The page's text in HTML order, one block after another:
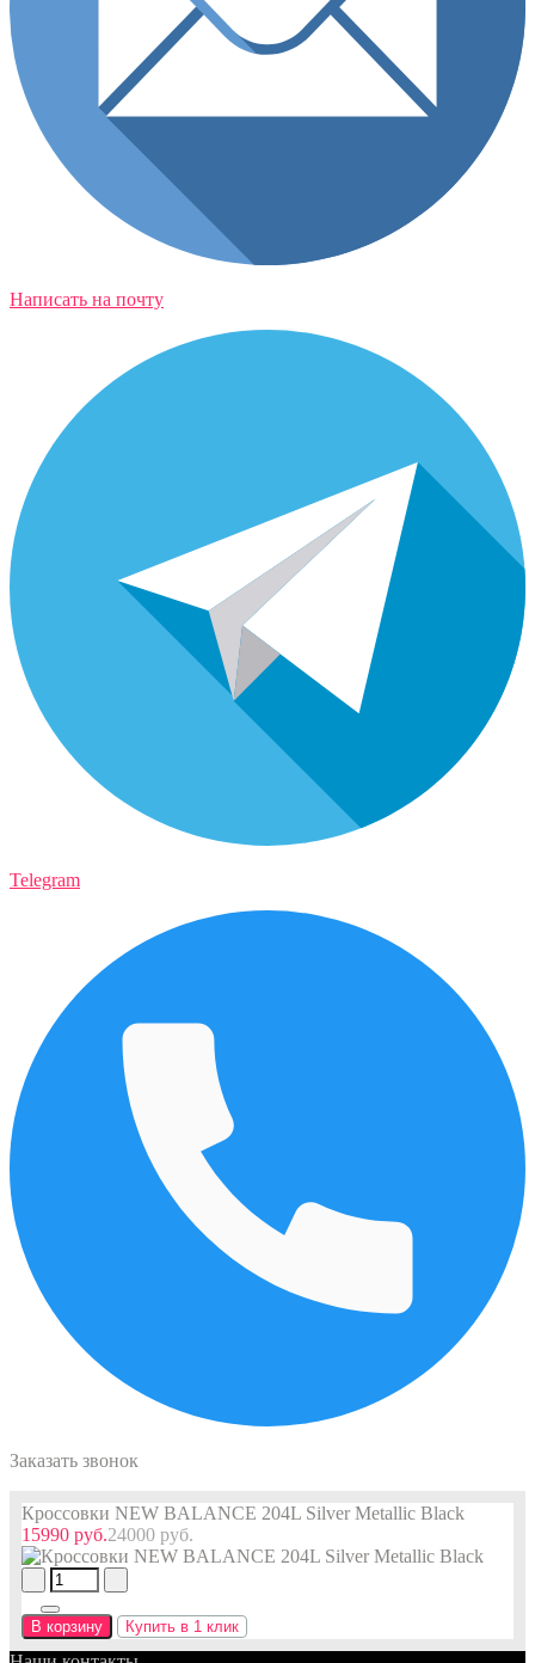
Написать на почту
Telegram
Заказать звонок
Кроссовки NEW BALANCE 204L Silver Metallic Black
15990 руб.24000 руб.
В корзину Купить в 1 клик